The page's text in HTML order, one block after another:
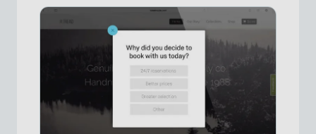
Ouverture de la fenêtre de débogage
Astuces relatives à la résolution de